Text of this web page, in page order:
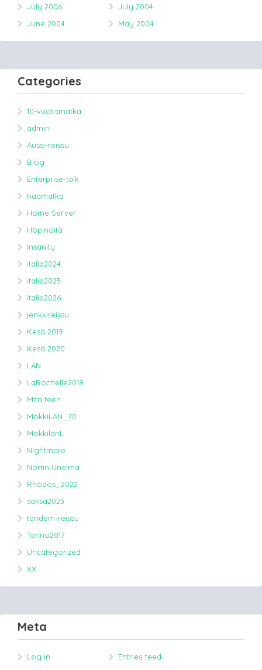
July 2006
July 2004
June 2004
May 2004
Categories
10-vuotismatka
admin
Aussi-reissu
Blog
Enterprise-talk
haamatka
Home Server
Höpinöitä
Insanity
italia2024
italia2025
italia2026
jenkkireissu
Kesä 2019
Kesä 2020
LAN
LaRochelle2018
Mitä teen
MökkiLAN_70
MokkilanL
Nightmare
Nörtin Unelma
Rhodos_2022
saksa2023
tandem-reissu
Torino2017
Uncategorized
XX
Meta
Log in
Entries feed